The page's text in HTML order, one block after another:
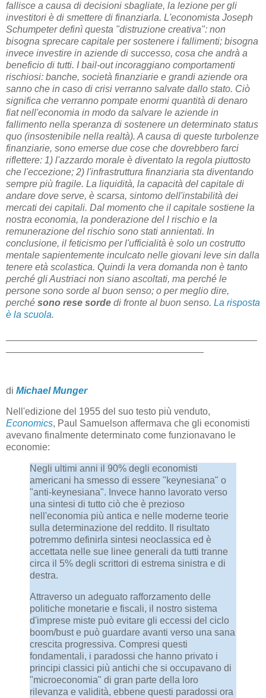
fallisce a causa di decisioni sbagliate, la lezione per gli
investitori è di smettere di finanziarla. L'economista Joseph
Schumpeter definì questa "distruzione creativa": non
bisogna sprecare capitale per sostenere i fallimenti; bisogna
invece investire in aziende di successo, cosa che andrà a
beneficio di tutti. I bail-out incoraggiano comportamenti
rischiosi: banche, società finanziarie e grandi aziende ora
sanno che in caso di crisi verranno salvate dallo stato. Ciò
significa che verranno pompate enormi quantità di denaro
fiat nell'economia in modo da salvare le aziende in
fallimento nella speranza di sostenere un determinato status
quo (insostenibile nella realtà). A causa di queste turbolenze
finanziarie, sono emerse due cose che dovrebbero farci
riflettere: 1) l'azzardo morale è diventato la regola piuttosto
che l'eccezione; 2) l'infrastruttura finanziaria sta diventando
sempre più fragile. La liquidità, la capacità del capitale di
andare dove serve, è scarsa, sintomo dell'instabilità dei
mercati dei capitali. Dal momento che il capitale sostiene la
nostra economia, la ponderazione del l rischio e la
remunerazione del rischio sono stati annientati. In
conclusione, il feticismo per l'ufficialità è solo un costrutto
mentale sapientemente inculcato nelle giovani leve sin dalla
tenere età scolastica. Quindi la vera domanda non è tanto
perché gli Austriaci non siano ascoltati, ma perché le
persone sono sorde al buon senso; o per meglio dire,
perché sono rese sorde di fronte al buon senso. La risposta
è la scuola.
di Michael Munger
Nell'edizione del 1955 del suo testo più venduto,
Economics, Paul Samuelson affermava che gli economisti
avevano finalmente determinato come funzionavano le
economie:
Negli ultimi anni il 90% degli economisti
americani ha smesso di essere "keynesiana" o
"anti-keynesiana". Invece hanno lavorato verso
una sintesi di tutto ciò che è prezioso
nell'economia più antica e nelle moderne teorie
sulla determinazione del reddito. Il risultato
potremmo definirla sintesi neoclassica ed è
accettata nelle sue linee generali da tutti tranne
circa il 5% degli scrittori di estrema sinistra e di
destra.
Attraverso un adeguato rafforzamento delle
politiche monetarie e fiscali, il nostro sistema
d'imprese miste può evitare gli eccessi del ciclo
boom/bust e può guardare avanti verso una sana
crescita progressiva. Compresi questi
fondamentali, i paradossi che hanno privato i
principi classici più antichi che si occupavano di
"microeconomia" di gran parte della loro
rilevanza e validità, ebbene questi paradossi ora